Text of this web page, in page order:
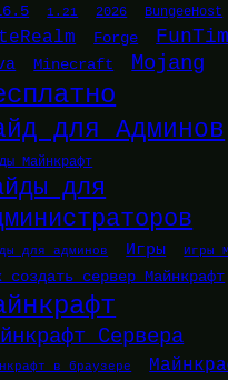
1.21 2026 BungeeHost
Forge
Minecraft Mojang
для Админов
Майнкрафт
для
для админов Игры Игры
создать сервер Майнкрафт
Сервера
в браузере